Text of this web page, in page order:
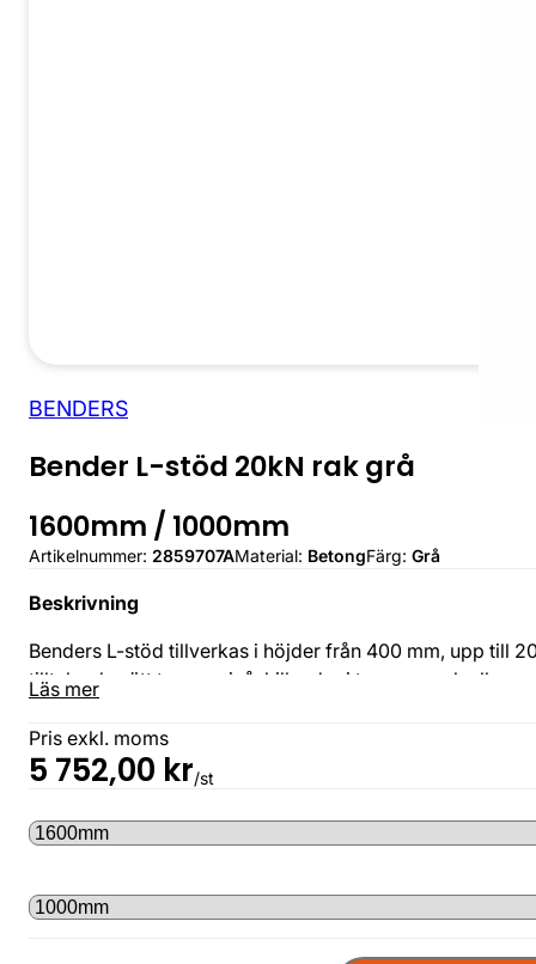
BENDERS
Bender L-stöd 20kN rak grå
1600mm / 1000mm
Artikelnummer: 2859707AMaterial: BetongFärg: Grå
Beskrivning
Benders L-stöd tillverkas i höjder från 400 mm, upp till
tilltalande sätt ta upp nivåskillnader i t.ex. en park eller
matrisgjuten yta eller med en slät yta.
Läs mer
Pris exkl. moms
5 752,00 kr/st